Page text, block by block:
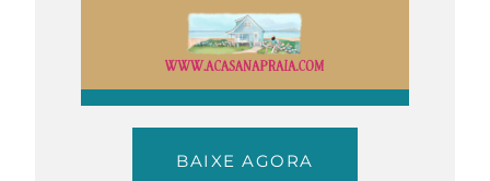
BAIXE AGORA